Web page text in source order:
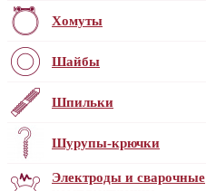
Хомуты
Шайбы
Шпильки
Шурупы-крючки
Электроды и сварочные